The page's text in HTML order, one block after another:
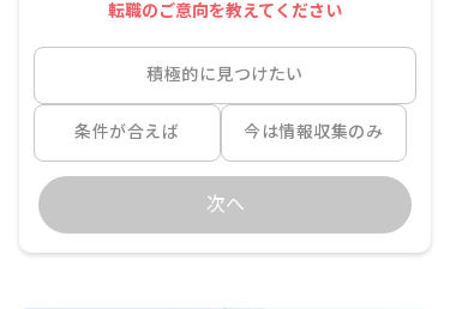
転職のご意向を教えてください
積極的に見つけたい
条件が合えば 今は情報収集のみ
次へ